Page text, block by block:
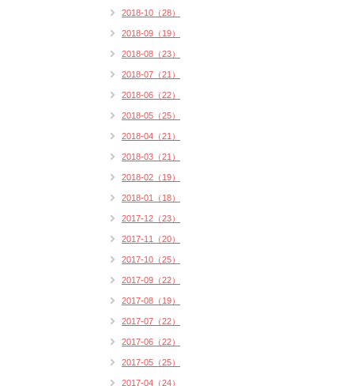
2018-10（28）
2018-09（19）
2018-08（23）
2018-07（21）
2018-06（22）
2018-05（25）
2018-04（21）
2018-03（21）
2018-02（19）
2018-01（18）
2017-12（23）
2017-11（20）
2017-10（25）
2017-09（22）
2017-08（19）
2017-07（22）
2017-06（22）
2017-05（25）
2017-04（24）